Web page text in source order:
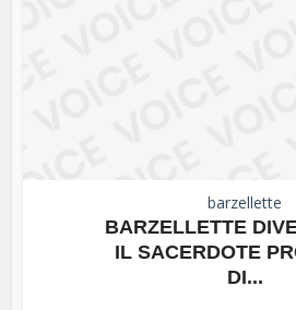
barzellette
BARZELLETTE
IL SACERDOTE
DI...